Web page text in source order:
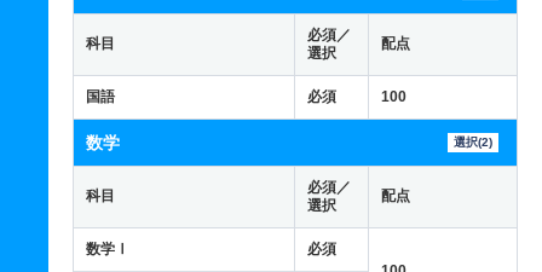
科目
必須／
選択
配点
国語 必須 100
数学 選択(2)
科目
必須／
選択
配点
数学Ⅰ
必須